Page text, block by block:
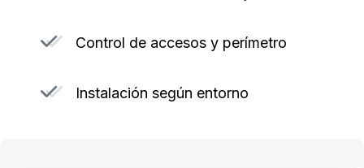
Control de accesos y perímetro
Instalación según entorno